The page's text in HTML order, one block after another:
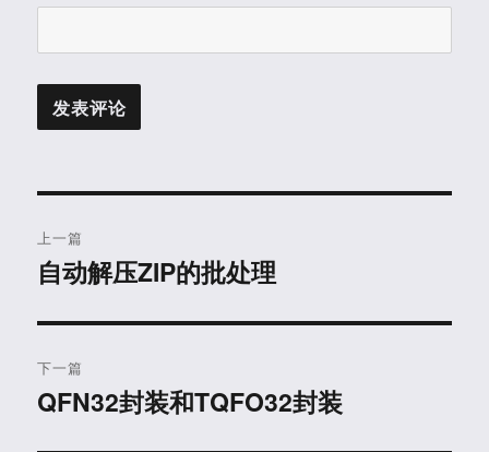
章
航
上一篇
上
文
章：
自动解压ZIP的批处理
下一篇
下
QFN32封装和TQFO32封装